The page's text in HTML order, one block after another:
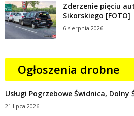
Zderzenie pięciu
Sikorskiego [FOTO]
6 sierpnia 2026
Ogłoszenia drobne
Usługi Pogrzebowe Świdnica, Dolny
21 lipca 2026